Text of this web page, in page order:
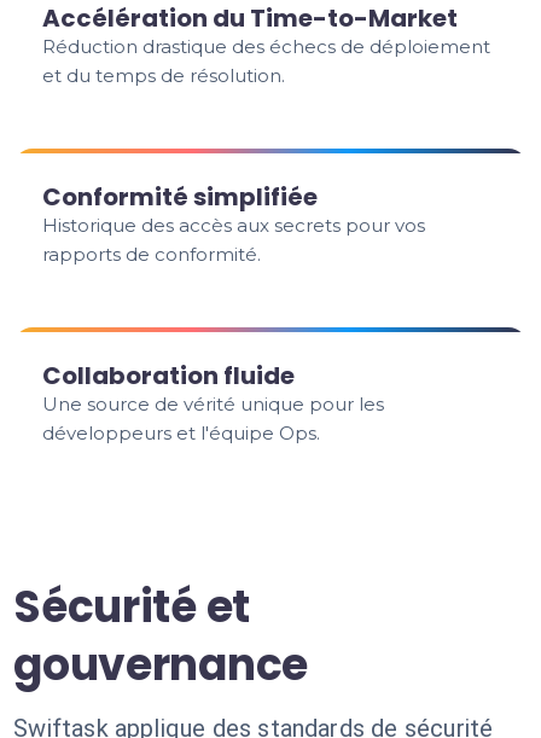
Accélération du Time-to-Market
Réduction drastique des échecs de déploiement
et du temps de résolution.
Conformité simplifiée
Historique des accès aux secrets pour vos
rapports de conformité.
Collaboration fluide
Une source de vérité unique pour les
développeurs et l'équipe Ops.
Sécurité et
gouvernance
Swiftask applique des standards de sécurité